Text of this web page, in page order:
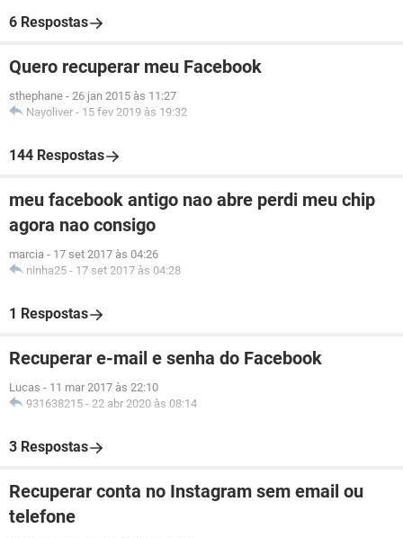
6 Respostas
Quero recuperar meu Facebook
sthephane - 26 jan 2015 às 11:27
Nayoliver - 15 fev 2019 às 19:32
144 Respostas
meu facebook antigo nao abre perdi meu chip
agora nao consigo
marcia - 17 set 2017 às 04:26
ninha25 - 17 set 2017 às 04:28
1 Respostas
Recuperar e-mail e senha do Facebook
Lucas - 11 mar 2017 às 22:10
931638215 - 22 abr 2020 às 08:14
3 Respostas
Recuperar conta no Instagram sem email ou
telefone